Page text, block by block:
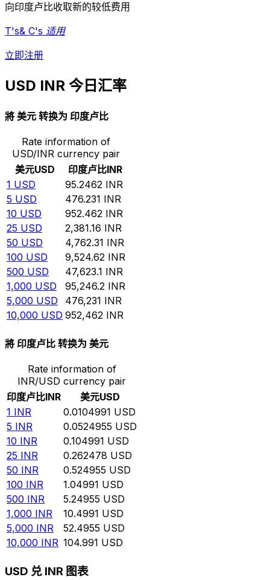
向印度卢比收取新的较低费用
T's& C's 适用
立即注册
USD INR 今日汇率
將 美元 转换为 印度卢比
Rate information of
USD/INR currency pair
美元USD 印度卢比INR
1 USD 95.2462 INR
5 USD 476.231 INR
10 USD 952.462 INR
25 USD 2,381.16 INR
50 USD 4,762.31 INR
100 USD 9,524.62 INR
500 USD 47,623.1 INR
1,000 USD 95,246.2 INR
5,000 USD 476,231 INR
10,000 USD 952,462 INR
將 印度卢比 转换为 美元
Rate information of
INR/USD currency pair
印度卢比INR 美元USD
1 INR 0.0104991 USD
5 INR 0.0524955 USD
10 INR 0.104991 USD
25 INR 0.262478 USD
50 INR 0.524955 USD
100 INR 1.04991 USD
500 INR 5.24955 USD
1,000 INR 10.4991 USD
5,000 INR 52.4955 USD
10,000 INR 104.991 USD
USD 兑 INR 图表